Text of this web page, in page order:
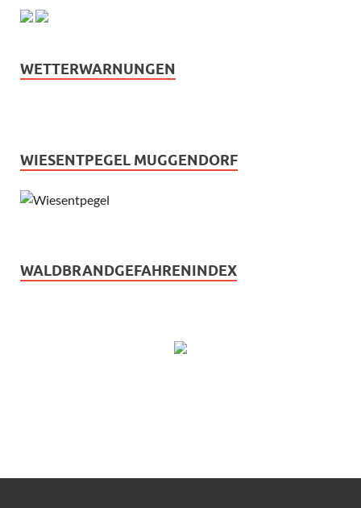
WETTERWARNUNGEN
WIESENTPEGEL MUGGENDORF
WALDBRANDGEFAHRENINDEX